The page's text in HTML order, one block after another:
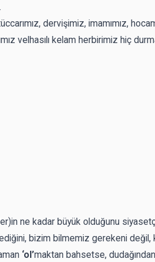
dervişimiz, imamımız,
velhasılı kelam herbirimiz hiç
ne kadar büyük olduğunu
bizim bilmemiz gerekeni
‘ol’maktan bahsetse,